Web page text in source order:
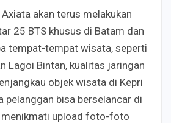
akan terus melakukan
25 BTS khusus di Batam dan
tempat-tempat wisata, seperti
Lagoi Bintan, kualitas jaringan
objek wisata di Kepri
pelanggan bisa berselancar di
menikmati upload foto-foto